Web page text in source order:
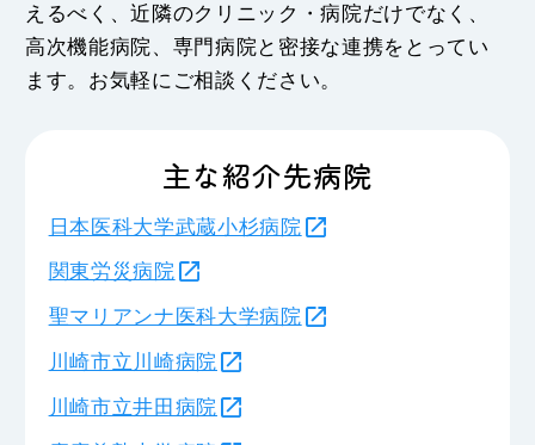
えるべく、近隣のクリニック・病院だけでなく、
高次機能病院、専門病院と密接な連携をとってい
ます。お気軽にご相談ください。
主な紹介先病院
日本医科大学武蔵小杉病院
関東労災病院
聖マリアンナ医科大学病院
川崎市立川崎病院
川崎市立井田病院